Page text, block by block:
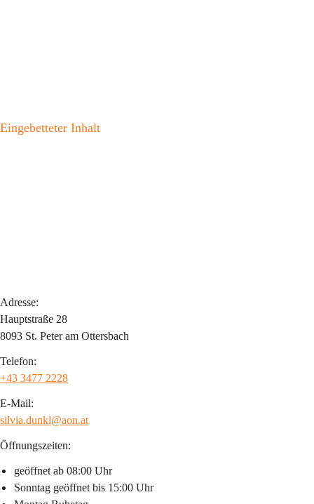
Eingebetteter Inhalt
Adresse:
Hauptstraße 28
8093 St. Peter am Ottersbach
Telefon:
+43 3477 2228
E-Mail:
silvia.dunkl@aon.at
Öffnungszeiten:
geöffnet ab 08:00 Uhr
Sonntag geöffnet bis 15:00 Uhr